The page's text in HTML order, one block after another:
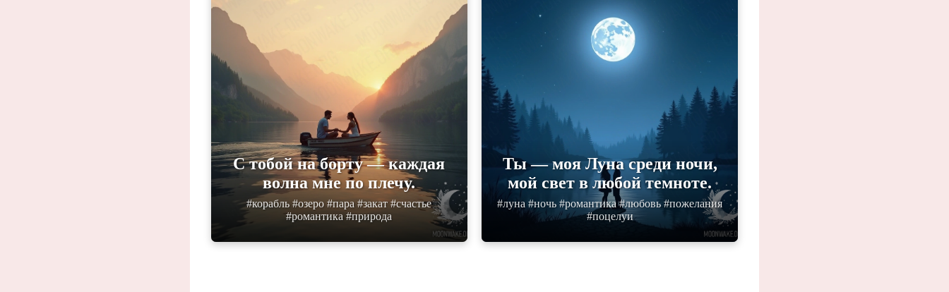
С тобой на борту — каждая
волна мне по плечу.
#корабль #озеро #пара #закат #счастье
#романтика #природа
Ты — моя Луна среди ночи,
мой свет в любой темноте.
#луна #ночь #романтика #любовь #пожелания
#поцелуи